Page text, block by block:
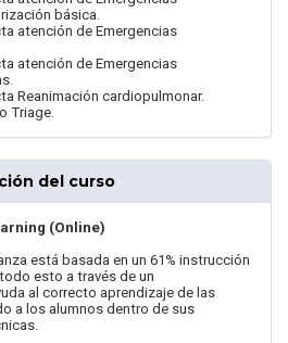
básica.
atención de Emergencias
atención de Emergencias
Reanimación cardiopulmonar.
Triage.
del curso
(Online)
está basada en un 61% instrucción
esto a través de un
al correcto aprendizaje de las
a los alumnos dentro de sus